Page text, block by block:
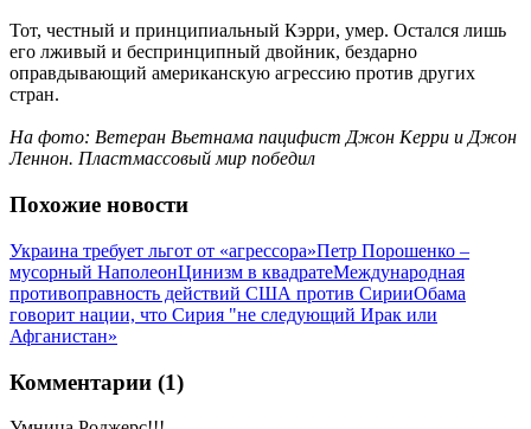
Тот, честный и принципиальный Кэрри, умер. Остался лишь
его лживый и беспринципный двойник, бездарно
оправдывающий американскую агрессию против других
стран.
На фото: Ветеран Вьетнама пацифист Джон Керри и Джон
Леннон. Пластмассовый мир победил
Похожие новости
Украина требует льгот от «агрессора»Петр Порошенко –
мусорный НаполеонЦинизм в квадратеМеждународная
противоправность действий США против СирииОбама
говорит нации, что Сирия "не следующий Ирак или
Афганистан»
Комментарии (1)